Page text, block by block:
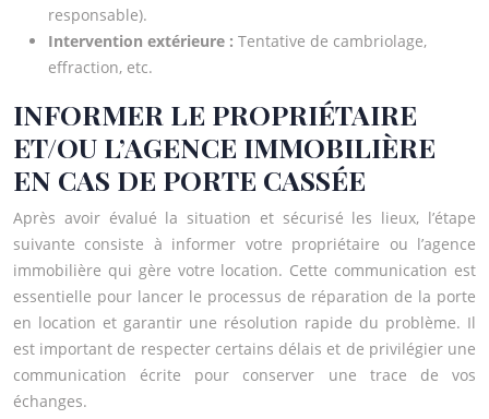
responsable).
Intervention extérieure : Tentative de cambriolage,
effraction, etc.
INFORMER LE PROPRIÉTAIRE
ET/OU L’AGENCE IMMOBILIÈRE
EN CAS DE PORTE CASSÉE
Après avoir évalué la situation et sécurisé les lieux, l’étape
suivante consiste à informer votre propriétaire ou l’agence
immobilière qui gère votre location. Cette communication est
essentielle pour lancer le processus de réparation de la porte
en location et garantir une résolution rapide du problème. Il
est important de respecter certains délais et de privilégier une
communication écrite pour conserver une trace de vos
échanges.